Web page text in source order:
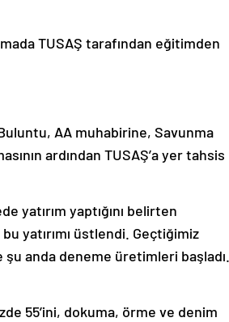
TUSAŞ tarafından eğitimden
AA muhabirine, Savunma
ardından TUSAŞ’a yer tahsis
yatırım yaptığını belirten
yatırımı üstlendi. Geçtiğimiz
şu anda deneme üretimleri başladı.
55’ini, dokuma, örme ve denim